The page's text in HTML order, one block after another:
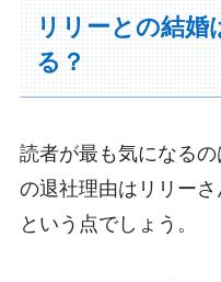
リリーとの結婚
る？
読者が最も気になる
の退社理由はリリーさ
という点でしょう。